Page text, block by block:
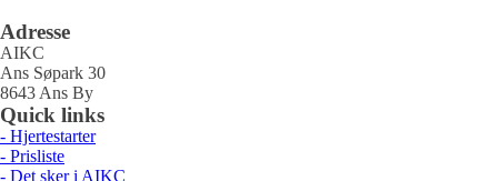
Adresse
AIKC
Ans Søpark 30
8643 Ans By
Quick links
- Hjertestarter
- Prisliste
- Det sker i AIKC